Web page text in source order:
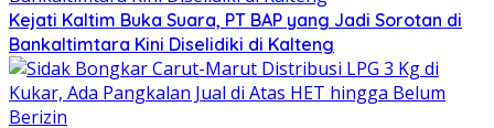
Kejati Kaltim Buka Suara, PT BAP yang Jadi Sorotan di
Bankaltimtara Kini Diselidiki di Kalteng